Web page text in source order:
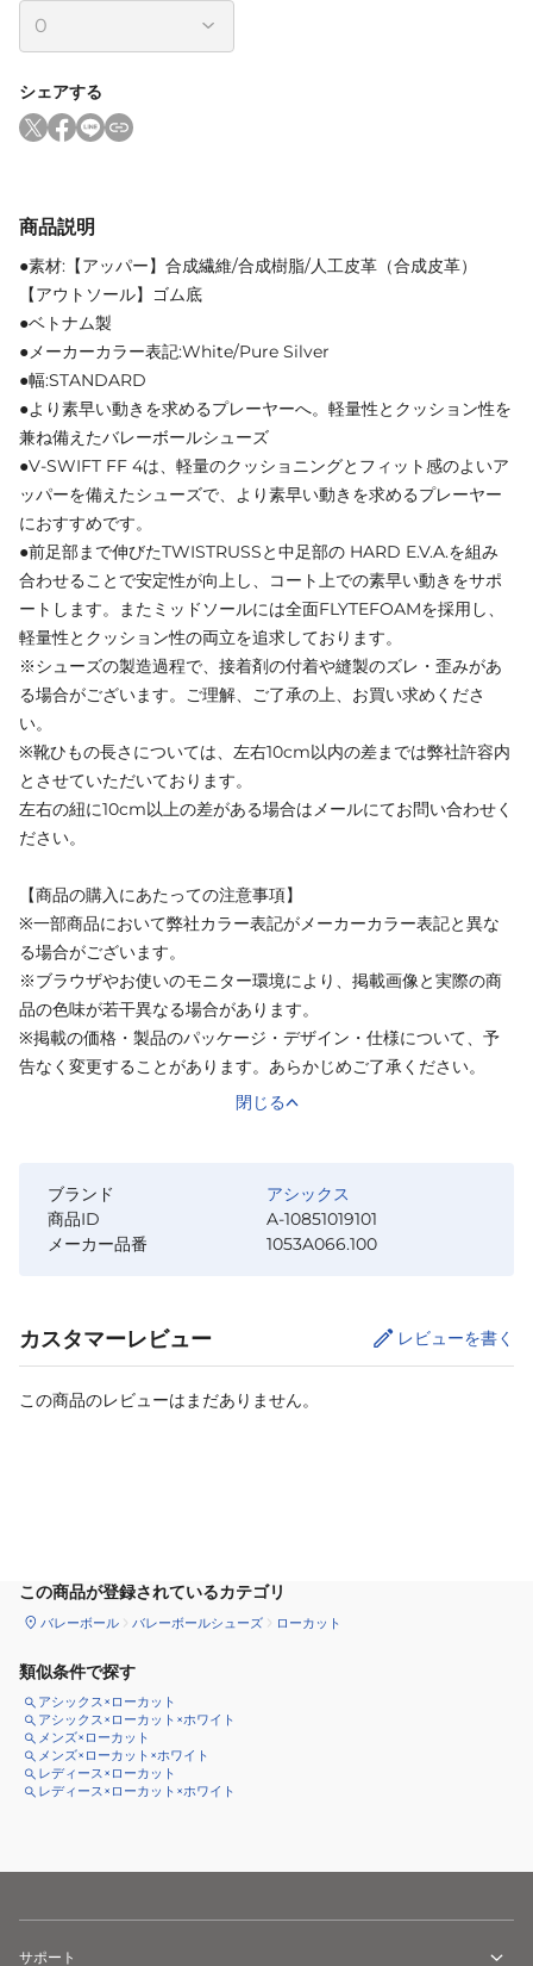
シェアする
商品説明
●素材:【アッパー】合成繊維/合成樹脂/人工皮革（合成皮革）
【アウトソール】ゴム底
●ベトナム製
●メーカーカラー表記:White/Pure Silver
●幅:STANDARD
●より素早い動きを求めるプレーヤーへ。軽量性とクッション性を
兼ね備えたバレーボールシューズ
●V-SWIFT FF 4は、軽量のクッショニングとフィット感のよいア
ッパーを備えたシューズで、より素早い動きを求めるプレーヤー
におすすめです。
●前足部まで伸びたTWISTRUSSと中足部の HARD E.V.A.を組み
合わせることで安定性が向上し、コート上での素早い動きをサポ
ートします。またミッドソールには全面FLYTEFOAMを採用し、
軽量性とクッション性の両立を追求しております。
※シューズの製造過程で、接着剤の付着や縫製のズレ・歪みがあ
る場合がございます。ご理解、ご了承の上、お買い求めくださ
い。
※靴ひもの長さについては、左右10cm以内の差までは弊社許容内
とさせていただいております。
左右の紐に10cm以上の差がある場合はメールにてお問い合わせく
ださい。
【商品の購入にあたっての注意事項】
※一部商品において弊社カラー表記がメーカーカラー表記と異な
る場合がございます。
※ブラウザやお使いのモニター環境により、掲載画像と実際の商
品の色味が若干異なる場合があります。
※掲載の価格・製品のパッケージ・デザイン・仕様について、予
告なく変更することがあります。あらかじめご了承ください。
閉じる
ブランド
アシックス
商品ID
A-10851019101
メーカー品番
1053A066.100
カスタマーレビュー レビューを書く
この商品のレビューはまだありません。
この商品が登録されているカテゴリ
バレーボール バレーボールシューズ ローカット
類似条件で探す
アシックス×ローカット
アシックス×ローカット×ホワイト
メンズ×ローカット
メンズ×ローカット×ホワイト
レディース×ローカット
レディース×ローカット×ホワイト
サポート